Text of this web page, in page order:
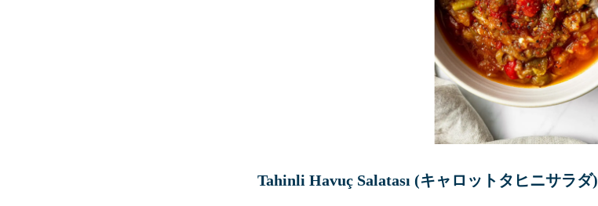
Tahinli Havuç Salatası (キャロットタヒニサラダ)